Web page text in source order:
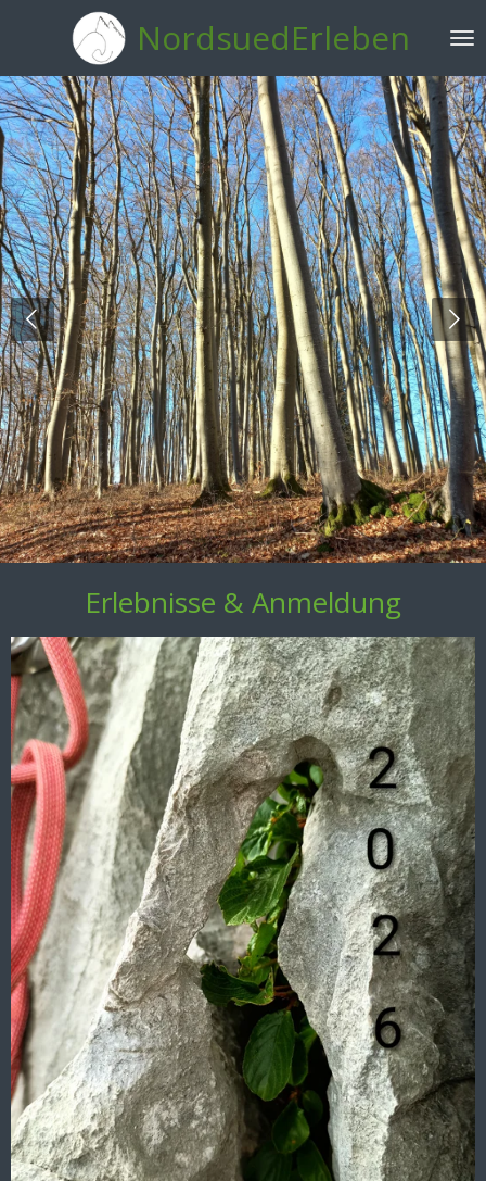
Hauptinhalt
springen
NordsuedErleben
Erlebnisse & Anmeldung